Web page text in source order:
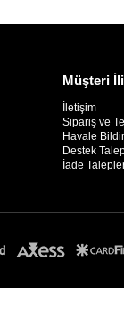
Müşteri
İletişim
Sipariş ve
Havale
Destek
İade